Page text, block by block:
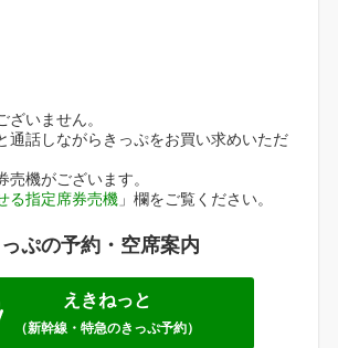
いません。
通話しながらきっぷをお買い求めいただ
売機がございます。
る指定席券売機」欄をご覧ください。
ぷの予約・空席案内
えきねっと
（新幹線・特急のきっぷ予約）